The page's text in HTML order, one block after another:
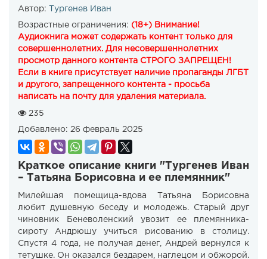
Автор:
Тургенев Иван
Возрастные ограничения: (18+) Внимание!
Аудиокнига может содержать контент только для
совершеннолетних. Для несовершеннолетних
просмотр данного контента СТРОГО ЗАПРЕЩЕН!
Если в книге присутствует наличие пропаганды ЛГБТ
и другого, запрещенного контента - просьба
написать на почту для удаления материала.
235
Добавлено: 26 февраль 2025
Краткое описание книги "Тургенев Иван
– Татьяна Борисовна и ее племянник"
Милейшая помещица-вдова Татьяна Борисовна
любит душевную беседу и молодежь. Старый друг
чиновник Беневоленский увозит ее племянника-
сироту Андрюшу учиться рисованию в столицу.
Спустя 4 года, не получая денег, Андрей вернулся к
тетушке. Он оказался бездарем, наглецом и обжорой.